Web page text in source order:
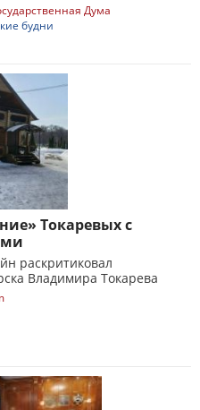
Дума
будни
Токаревых с
раскритиковал
Владимира Токарева